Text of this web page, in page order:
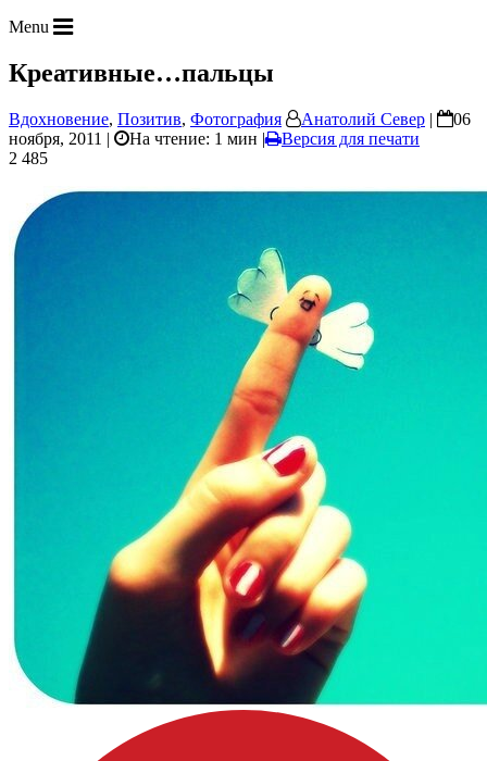
Menu
Креативные…пальцы
Вдохновение, Позитив, Фотография Анатолий Север |
06
ноября, 2011 |
На чтение: 1 мин |
Версия для печати
2 485